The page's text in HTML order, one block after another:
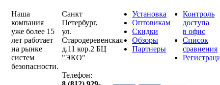
Наша
компания
уже более 15
лет работает
на рынке
систем
безопасности.
Санкт
Петербург,
ул.
Стародеревенская
д.11 кор.2 БЦ
"ЭКО"
Телефон:
Установка
Оптовикам
Скидки
Обзоры
Партнеры
Контроль
доступа
в офис
Список
сравнения